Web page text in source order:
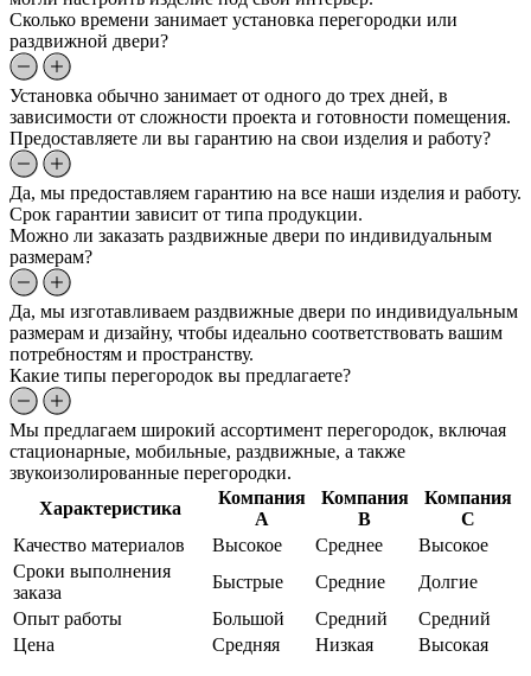
Сколько времени занимает установка перегородки или
раздвижной двери?
Установка обычно занимает от одного до трех дней, в
зависимости от сложности проекта и готовности помещения.
Предоставляете ли вы гарантию на свои изделия и работу?
Да, мы предоставляем гарантию на все наши изделия и работу.
Срок гарантии зависит от типа продукции.
Можно ли заказать раздвижные двери по индивидуальным
размерам?
Да, мы изготавливаем раздвижные двери по индивидуальным
размерам и дизайну, чтобы идеально соответствовать вашим
потребностям и пространству.
Какие типы перегородок вы предлагаете?
Мы предлагаем широкий ассортимент перегородок, включая
стационарные, мобильные, раздвижные, а также
звукоизолированные перегородки.
Характеристика
Компания
A
Компания
B
Компания
C
Качество материалов
Высокое Среднее
Высокое
Сроки выполнения
заказа
Быстрые Средние
Долгие
Опыт работы
Большой Средний
Средний
Цена
Средняя Низкая Высокая